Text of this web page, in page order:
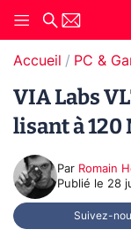
Accueil PC &
VIA Labs
lisant à 120
Par Romain
Publié le 28
Suivez-